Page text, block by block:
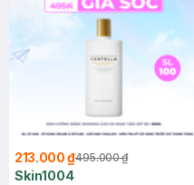
213.000 ₫495.000 ₫
Skin1004